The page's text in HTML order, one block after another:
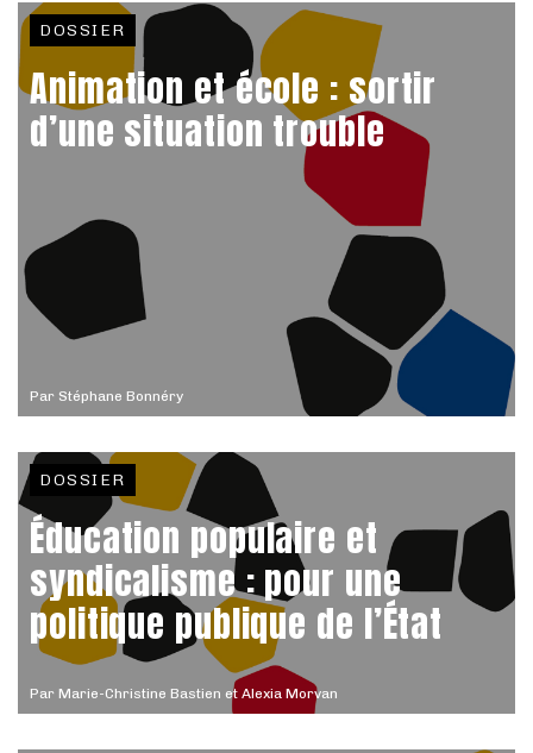
Par Stéphane Bonnéry
DOSSIER
Animation et école : sortir
d’une situation trouble
Par Marie-Christine Bastien et Alexia Morvan
DOSSIER
Éducation populaire et
syndicalisme : pour une
politique publique de l’État